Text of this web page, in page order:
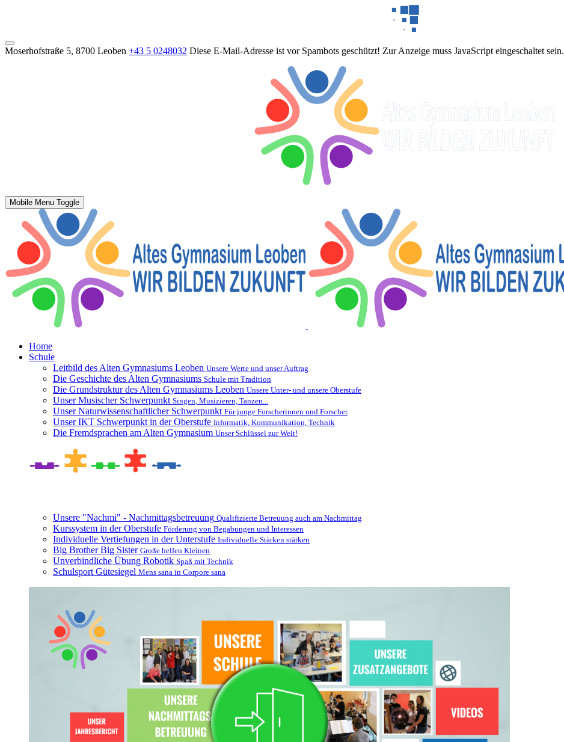
Moserhofstraße 5, 8700 Leoben +43 5 0248032 Diese E-Mail-Adresse ist vor Spambots geschützt! Zur Anzeige muss JavaScript eingeschaltet sein.
Mobile Menu Toggle
Home
Schule
Leitbild des Alten Gymnasiums Leoben Unsere Werte und unser Auftrag
Die Geschichte des Alten Gymnasiums Schule mit Tradition
Die Grundstruktur des Alten Gymnasiums Leoben Unsere Unter- und unsere Oberstufe
Unser Musischer Schwerpunkt Singen, Musizieren, Tanzen...
Unser Naturwissenschaftlicher Schwerpunkt Für junge Forscherinnen und Forscher
Unser IKT Schwerpunkt in der Oberstufe Informatik, Kommunikation, Technik
Die Fremdsprachen am Alten Gymnasium Unser Schlüssel zur Welt!
Unsere "Nachmi" - Nachmittagsbetreuung Qualifizierte Betreuung auch am Nachmittag
Kurssystem in der Oberstufe Förderung von Begabungen und Interessen
Individuelle Vertiefungen in der Unterstufe Individuelle Stärken stärken
Big Brother Big Sister Große helfen Kleinen
Unverbindliche Übung Robotik Spaß mit Technik
Schulsport Gütesiegel Mens sana in Corpore sana